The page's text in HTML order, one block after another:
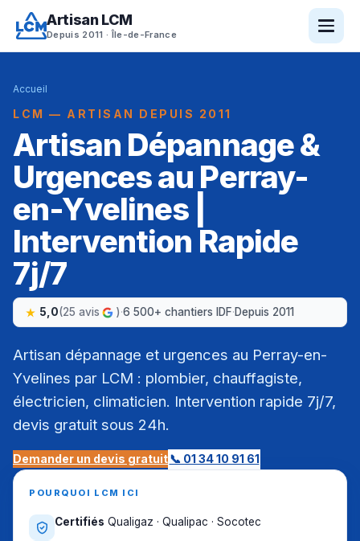
Artisan LCM
Depuis 2011 · Île-de-France
Accueil
LCM — ARTISAN DEPUIS 2011
Artisan Dépannage &
Urgences au Perray-
en-Yvelines |
Intervention Rapide
7j/7
5,0(25 avis )·6 500+ chantiers IDF·Depuis 2011
Artisan dépannage et urgences au Perray-en-
Yvelines par LCM : plombier, chauffagiste,
électricien, climaticien. Intervention rapide 7j/7,
devis gratuit sous 24h.
Demander un devis gratuit📞 01 34 10 91 61
POURQUOI LCM ICI
Certifiés Qualigaz · Qualipac · Socotec